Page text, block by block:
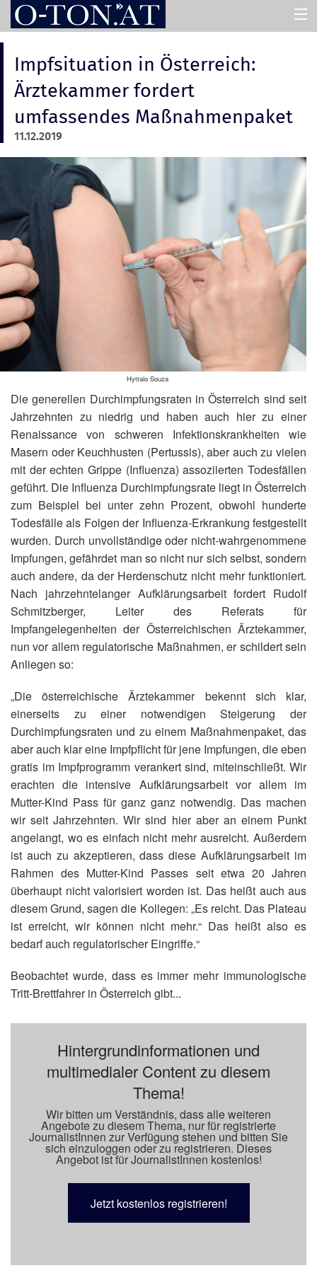
PRESSEMAPPEN
ASSISTENT
ÜBER UNS
Impfsituation in Österreich:
Ärztekammer fordert
umfassendes Maßnahmenpaket
11.12.2019
Hyttalo Souza
Die generellen Durchimpfungsraten in Österreich sind seit
Jahrzehnten zu niedrig und haben auch hier zu einer
Renaissance von schweren Infektionskrankheiten wie
Masern oder Keuchhusten (Pertussis), aber auch zu vielen
mit der echten Grippe (Influenza) assoziierten Todesfällen
geführt. Die Influenza Durchimpfungsrate liegt in Österreich
zum Beispiel bei unter zehn Prozent, obwohl hunderte
Todesfälle als Folgen der Influenza-Erkrankung festgestellt
wurden. Durch unvollständige oder nicht-wahrgenommene
Impfungen, gefährdet man so nicht nur sich selbst, sondern
auch andere, da der Herdenschutz nicht mehr funktioniert.
Nach jahrzehntelanger Aufklärungsarbeit fordert Rudolf
Schmitzberger, Leiter des Referats für
Impfangelegenheiten der Österreichischen Ärztekammer,
nun vor allem regulatorische Maßnahmen, er schildert sein
Anliegen so:
„Die österreichische Ärztekammer bekennt sich klar,
einerseits zu einer notwendigen Steigerung der
Durchimpfungsraten und zu einem Maßnahmenpaket, das
aber auch klar eine Impfpflicht für jene Impfungen, die eben
gratis im Impfprogramm verankert sind, miteinschließt. Wir
erachten die intensive Aufklärungsarbeit vor allem im
Mutter-Kind Pass für ganz ganz notwendig. Das machen
wir seit Jahrzehnten. Wir sind hier aber an einem Punkt
angelangt, wo es einfach nicht mehr ausreicht. Außerdem
ist auch zu akzeptieren, dass diese Aufklärungsarbeit im
Rahmen des Mutter-Kind Passes seit etwa 20 Jahren
überhaupt nicht valorisiert worden ist. Das heißt auch aus
diesem Grund, sagen die Kollegen: „Es reicht. Das Plateau
ist erreicht, wir können nicht mehr.“ Das heißt also es
bedarf auch regulatorischer Eingriffe.“
Beobachtet wurde, dass es immer mehr immunologische
Tritt-Brettfahrer in Österreich gibt...
Hintergrundinformationen und
multimedialer Content zu diesem
Thema!
Wir bitten um Verständnis, dass alle weiteren
Angebote zu diesem Thema, nur für registrierte
JournalistInnen zur Verfügung stehen und bitten Sie
sich einzuloggen oder zu registrieren. Dieses
Angebot ist für JournalistInnen kostenlos!
Jetzt kostenlos registrieren!